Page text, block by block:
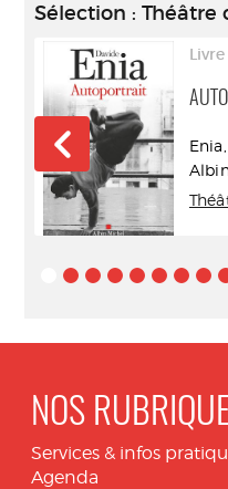
Sélection : Théâtre
NOS
Services & infos
Agenda